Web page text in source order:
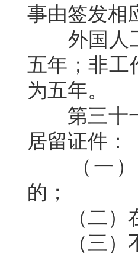
事由签发相
外国人
五年；非工
为五年。
第三十
居留证件：
（一
的；
（二
（三